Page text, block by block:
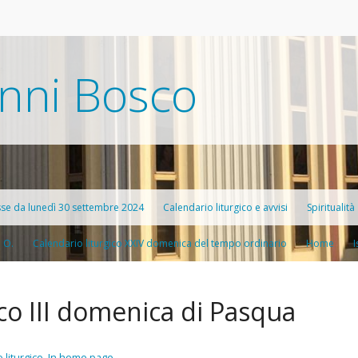
Bosco
da lunedì 30 settembre 2024 Calendario liturgico e avvisi Spiritualità
Catechesi
Calendario liturgico XXIV domenica del tempo ordinario Home
III domenica di Pasqua